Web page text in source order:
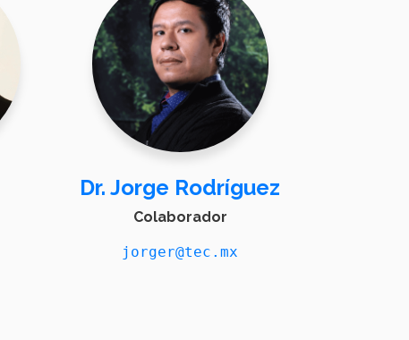
Dr. Jorge Rodríguez
Colaborador
jorger@tec.mx